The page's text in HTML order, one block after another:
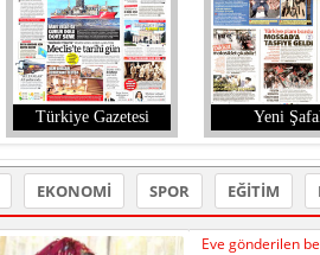
Türkiye Gazetesi Yeni
EKONOMİ SPOR EĞİTİM
Eve gönderilen